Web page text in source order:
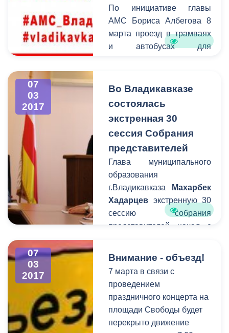
По инициативе главы
АМС Бориса Албегова 8
марта проезд в трамваях
и автобусах для
мера станет небольшим,
представительниц
прекрасного пола города к
Международному
женскому дню. Частным
перевозчикам
рекомендовано
присоединиться к
городской акции
07
03
2017
Во Владикавказе
состоялась
экстренная 30
сессия Собрания
представителей
Глава муниципального
образования
г.Владикавказа
Махарбек
Хадарцев экстренную 30
сессию собрания
представителей начал с
Несмотря на
предпраздничное время,
срочное заседание сессии
было подготовлено за
один день.
07
03
2017
Внимание - объезд!
7 марта в связи с
проведением
праздничного концерта на
площади Свободы будет
перекрыто движение